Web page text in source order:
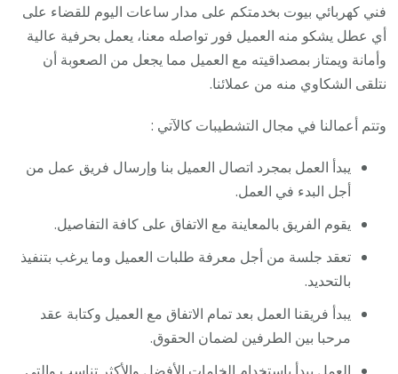
فني كهربائي بيوت بخدمتكم على مدار ساعات اليوم للقضاء على
أي عطل يشكو منه العميل فور تواصله معنا، يعمل بحرفية عالية
وأمانة ويمتاز بمصداقيته مع العميل مما يجعل من الصعوبة أن
نتلقى الشكاوي منه من عملائنا.
وتتم أعمالنا في مجال التشطيبات كالآتي :
يبدأ العمل بمجرد اتصال العميل بنا وإرسال فريق عمل من
أجل البدء في العمل.
يقوم الفريق بالمعاينة مع الاتفاق على كافة التفاصيل.
تعقد جلسة من أجل معرفة طلبات العميل وما يرغب بتنفيذ
بالتحديد.
يبدأ فريقنا العمل بعد تمام الاتفاق مع العميل وكتابة عقد
مرحبا بين الطرفين لضمان الحقوق.
العمل يبدأ باستخدام الخامات الأفضل والأكثر تناسب والتي